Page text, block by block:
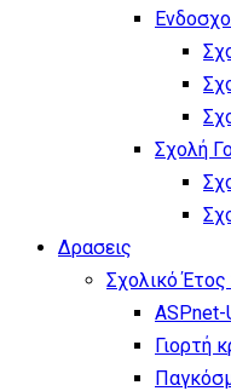
Σχολή
Δρασεις
Σχολικό
ASPnet-
Γιορτή